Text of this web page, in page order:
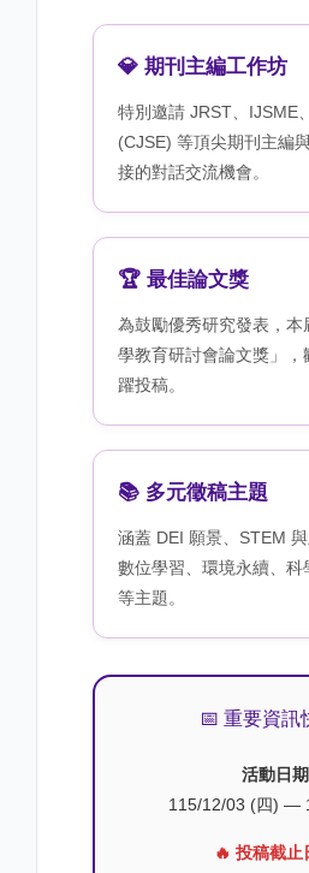
💎 期刊主編工作坊
特別邀請 JRST、IJSME
(CJSE) 等頂尖期刊主編
接的對話交流機會。
🏆 最佳論文獎
為鼓勵優秀研究發表，本
學教育研討會論文獎」，
躍投稿。
📚 多元徵稿主題
涵蓋 DEI 願景、STEM
數位學習、環境永續、科
等主題。
📅 重要資訊
活動日期
115/12/03 (四) —
🔥 投稿截止